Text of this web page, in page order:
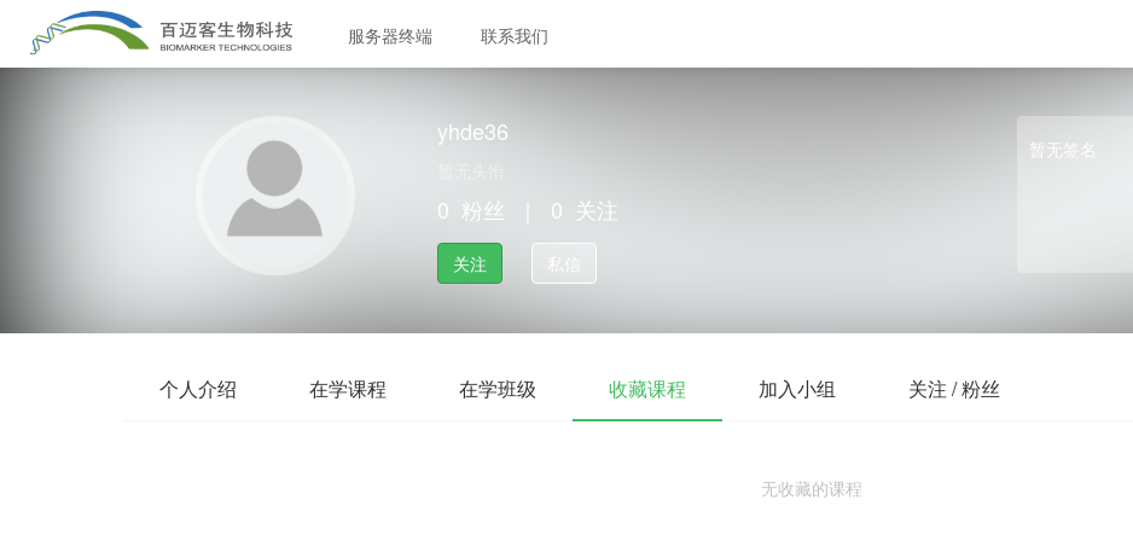
服务器终端 联系我们
yhde36
0 粉丝 0 关注
关注 私信
暂无签名
个人介绍 在学课程 在学班级 收藏课程 加入小组 关注 / 粉丝
无收藏的课程